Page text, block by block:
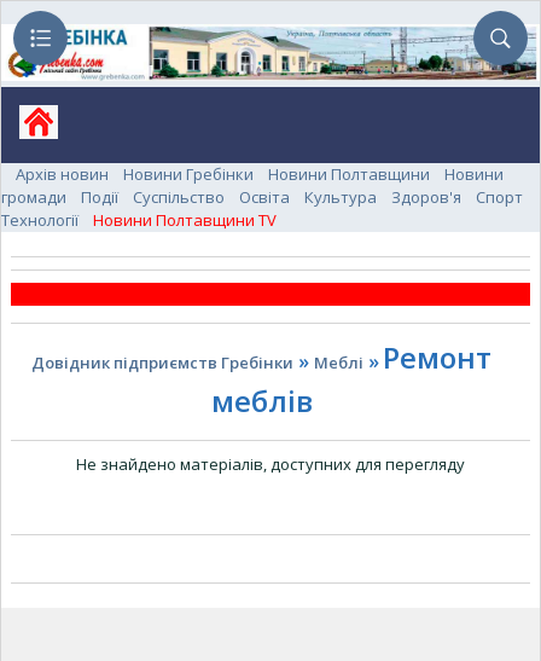
Архів новин Новини Гребінки Новини Полтавщини
Новини
громади
Події Суспільство Освіта Культура Здоров'я
Спорт
Технології
Новини Полтавщини TV
Довідник підприємств Гребінки » Меблі » Ремонт
меблів
Не знайдено матеріалів, доступних для перегляду